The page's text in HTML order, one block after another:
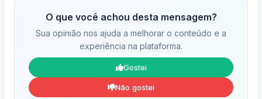
O que você achou desta mensagem?
Sua opinião nos ajuda a melhorar o conteúdo e a
experiência na plataforma.
Gostei
Não gostei